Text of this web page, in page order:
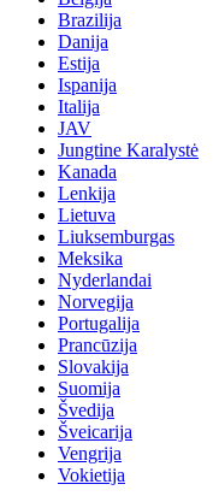
Brazilija
Danija
Estija
Ispanija
Italija
JAV
Jungtine Karalystė
Kanada
Lenkija
Lietuva
Liuksemburgas
Meksika
Nyderlandai
Norvegija
Portugalija
Prancūzija
Slovakija
Suomija
Švedija
Šveicarija
Vengrija
Vokietija